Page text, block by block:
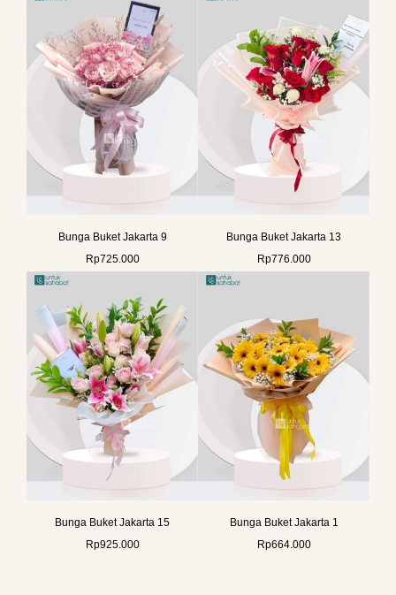
Bunga Buket Jakarta 9
Rp725.000
Bunga Buket Jakarta 13
Rp776.000
Bunga Buket Jakarta 15
Rp925.000
Bunga Buket Jakarta 1
Rp664.000